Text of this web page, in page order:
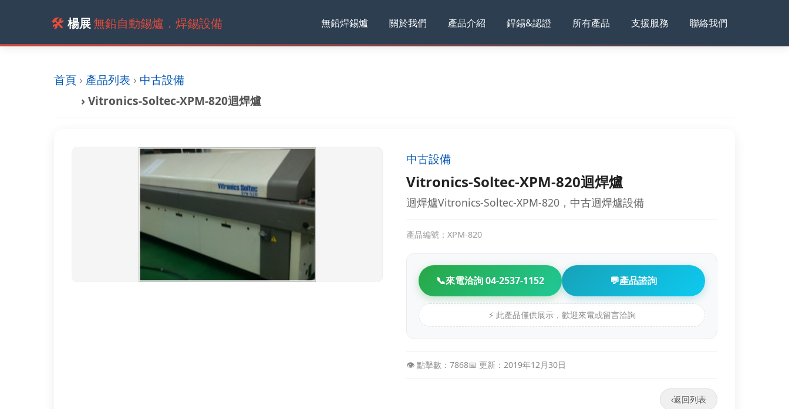
🛠️ 楊展無鉛自動錫爐．焊錫設備 無鉛焊錫爐 關於我們 產品介紹 銲錫&認證 所有產品 支援服務 聯絡我們
首頁 › 產品列表 › 中古設備
› Vitronics-Soltec-XPM-820迴焊爐
中古設備
Vitronics-Soltec-XPM-820迴焊爐
迴焊爐Vitronics-Soltec-XPM-820，中古迴焊爐設備
產品編號：XPM-820
📞來電洽詢 04-2537-1152 💬產品諮詢
⚡ 此產品僅供展示，歡迎來電或留言洽詢
👁️ 點擊數：7868📅 更新：2019年12月30日
‹返回列表